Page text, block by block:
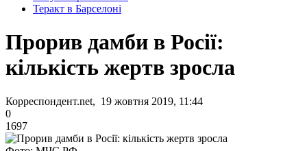
Теракт в Барселоні
Прорив дамби в Росії:
кількість жертв зросла
Корреспондент.net, 19 жовтня 2019, 11:44
0
1697